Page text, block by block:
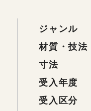
ジャンル
材質・技法
寸法
受入年度
受入区分